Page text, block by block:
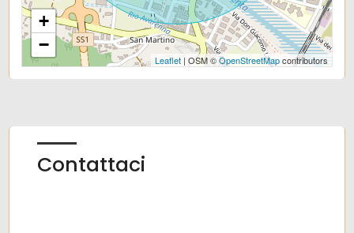
+
−
Leaflet| OSM ©OpenStreetMapcontributors
Contattaci